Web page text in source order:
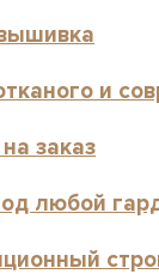
и
заказ
любой